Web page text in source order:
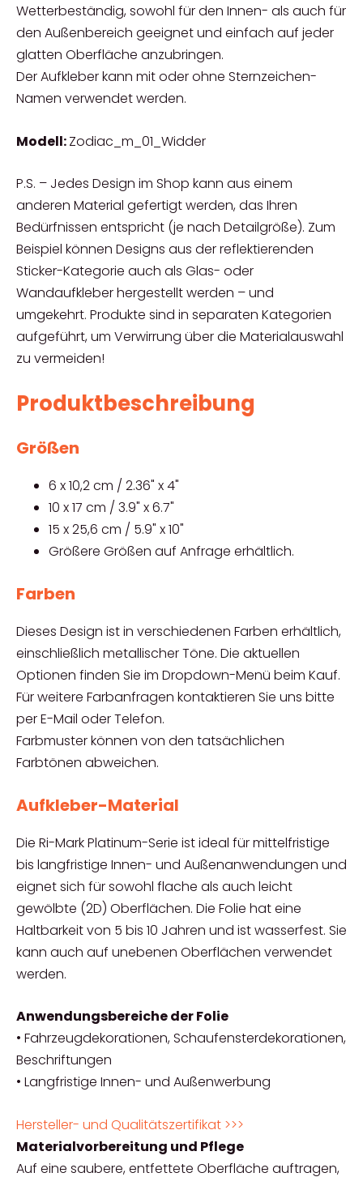
Wetterbeständig, sowohl für den Innen- als auch für
den Außenbereich geeignet und einfach auf jeder
glatten Oberfläche anzubringen.
Der Aufkleber kann mit oder ohne Sternzeichen-
Namen verwendet werden.
Modell:Zodiac_m_01_Widder
P.S. – Jedes Design im Shop kann aus einem
anderen Material gefertigt werden, das Ihren
Bedürfnissen entspricht (je nach Detailgröße). Zum
Beispiel können Designs aus der reflektierenden
Sticker-Kategorie auch als Glas- oder
Wandaufkleber hergestellt werden – und
umgekehrt. Produkte sind in separaten Kategorien
aufgeführt, um Verwirrung über die Materialauswahl
zu vermeiden!
Produktbeschreibung
Größen
6 x 10,2 cm / 2.36" x 4"
10 x 17 cm / 3.9" x 6.7"
15 x 25,6 cm / 5.9" x 10"
Größere Größen auf Anfrage erhältlich.
Farben
Dieses Design ist in verschiedenen Farben erhältlich,
einschließlich metallischer Töne. Die aktuellen
Optionen finden Sie im Dropdown-Menü beim Kauf.
Für weitere Farbanfragen kontaktieren Sie uns bitte
per E-Mail oder Telefon.
Farbmuster können von den tatsächlichen
Farbtönen abweichen.
Aufkleber-Material
Die Ri-Mark Platinum-Serie ist ideal für mittelfristige
bis langfristige Innen- und Außenanwendungen und
eignet sich für sowohl flache als auch leicht
gewölbte (2D) Oberflächen. Die Folie hat eine
Haltbarkeit von 5 bis 10 Jahren und ist wasserfest. Sie
kann auch auf unebenen Oberflächen verwendet
werden.
Anwendungsbereiche der Folie
• Fahrzeugdekorationen, Schaufensterdekorationen,
Beschriftungen
• Langfristige Innen- und Außenwerbung
Hersteller- und Qualitätszertifikat >>>
Materialvorbereitung und Pflege
Auf eine saubere, entfettete Oberfläche auftragen,